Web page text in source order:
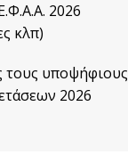
2026
κλπ)
τους υποψήφιους
2026